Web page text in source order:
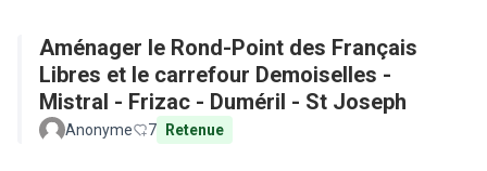
Aménager le Rond-Point des Français
Libres et le carrefour Demoiselles -
Mistral - Frizac - Duméril - St Joseph
Anonyme 7 Retenue